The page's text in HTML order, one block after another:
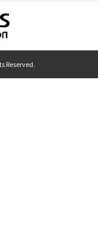
Reserved.